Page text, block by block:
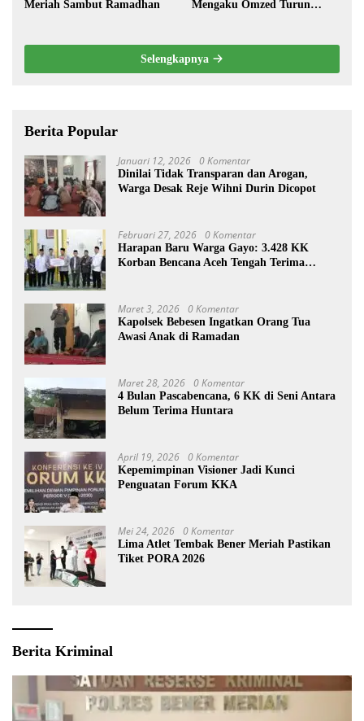
Meriah Sambut Ramadhan
Mengaku Omzed Turun
Selengkapnya
Berita Popular
Januari 12, 2026 0 Komentar
Dinilai Tidak Transparan dan Arogan,
Warga Desak Reje Wihni Durin Dicopot
Februari 27, 2026 0 Komentar
Harapan Baru Warga Gayo: 3.428 KK
Korban Bencana Aceh Tengah Terima
Maret 3, 2026 0 Komentar
Kapolsek Bebesen Ingatkan Orang Tua
Awasi Anak di Ramadan
Maret 28, 2026 0 Komentar
4 Bulan Pascabencana, 6 KK di Seni Antara
Belum Terima Huntara
April 19, 2026 0 Komentar
Kepemimpinan Visioner Jadi Kunci
Penguatan Forum KKA
Mei 24, 2026 0 Komentar
Lima Atlet Tembak Bener Meriah Pastikan
Tiket PORA 2026
Berita Kriminal